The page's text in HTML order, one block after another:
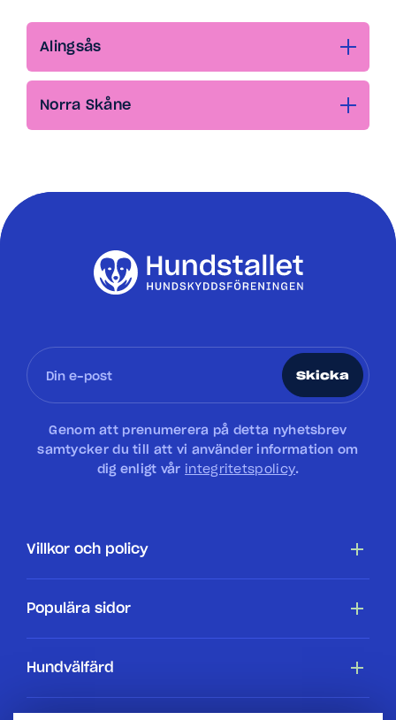
Alingsås
Norra Skåne
Skicka
Genom att prenumerera på detta nyhetsbrev
samtycker du till att vi använder information om
dig enligt vår integritetspolicy.
Villkor och policy
Tillgänglighetsredogörelse
Populära sidor
Hundar
Hundvälfärd